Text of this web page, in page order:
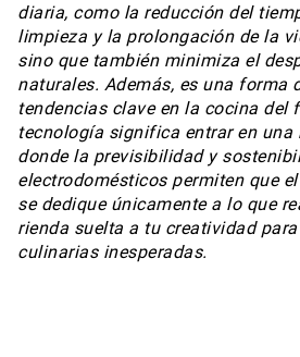
diaria, como la reducción del
limpieza y la prolongación de la
sino que también minimiza el
naturales. Además, es una forma
tendencias clave en la cocina del
tecnología significa entrar en una
donde la previsibilidad y
electrodomésticos permiten que
se dedique únicamente a lo que
rienda suelta a tu creatividad
culinarias inesperadas.